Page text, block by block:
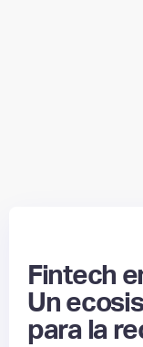
Fintech
Un
para la